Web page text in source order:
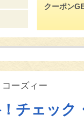
クーポン
ーズィー
チェック